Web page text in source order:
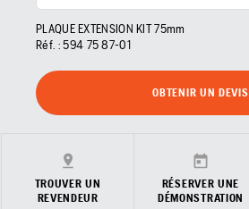
PLAQUE EXTENSION KIT 75mm
Réf. : 594 75 87‑01
OBTENIR UN DEVIS
TROUVER UN
REVENDEUR
RÉSERVER UNE
DÉMONSTRATION